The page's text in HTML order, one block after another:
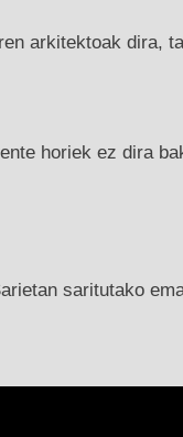
arkitektoak dira,
horiek ez dira
saritutako